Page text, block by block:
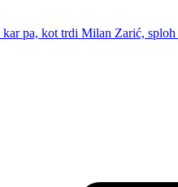
kar pa, kot trdi Milan Zarić,